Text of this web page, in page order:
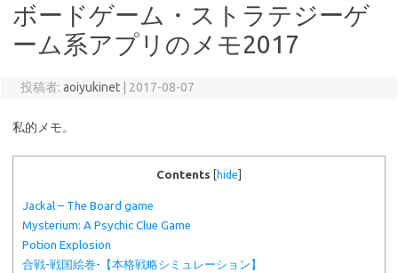
ボードゲーム・ストラテジーゲ
ーム系アプリのメモ2017
投稿者: aoiyukinet 2017-08-07
私的メモ。
Contents [ hide
Jackal – The Board game
Mysterium: A Psychic Clue Game
Potion Explosion
合戦-戦国絵巻-【本格戦略シミュレーション】